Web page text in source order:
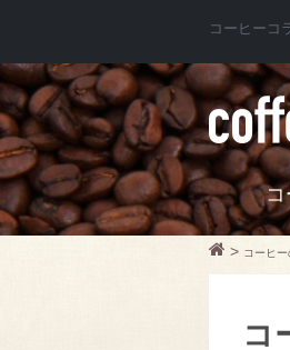
コーヒーコ
コ
> コーヒ
コ